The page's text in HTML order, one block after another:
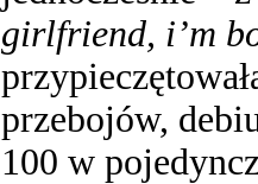
girlfriend, i’m
przebojów,
100 w